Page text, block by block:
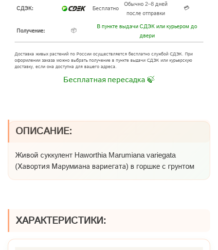
СДЭК: Бесплатно
Обычно 2–8 дней
после отправки
💳
Получение: 📦
В пункте выдачи СДЭК или курьером до
двери
Доставка живых растений по России осуществляется бесплатно службой СДЭК. При
оформлении заказа можно выбрать получение в пункте выдачи СДЭК или курьерскую
доставку, если она доступна для вашего адреса.
Бесплатная пересадка 🍃
ОПИСАНИЕ:
Живой суккулент Haworthia Marumiana variegata
(Хавортия Марумиана вариегата) в горшке с грунтом
ХАРАКТЕРИСТИКИ: